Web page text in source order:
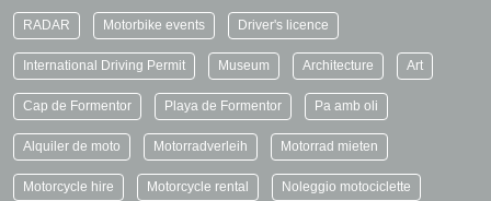
RADAR Motorbike events Driver's licence
International Driving Permit Museum Architecture Art
Cap de Formentor Playa de Formentor Pa amb oli
Alquiler de moto Motorradverleih Motorrad mieten
Motorcycle hire Motorcycle rental Noleggio motociclette